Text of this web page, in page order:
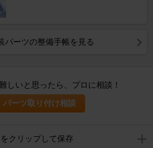
パーツの整備手帳を見る
しいと思ったら、プロに相談！
パーツ取り付け相談
クリップして保存